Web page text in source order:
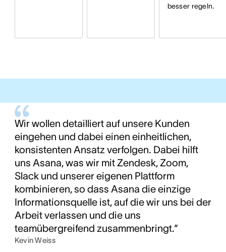
besser regeln.
Wir wollen detailliert auf unsere Kunden
eingehen und dabei einen einheitlichen,
konsistenten Ansatz verfolgen. Dabei hilft
uns Asana, was wir mit Zendesk, Zoom,
Slack und unserer eigenen Plattform
kombinieren, so dass Asana die einzige
Informationsquelle ist, auf die wir uns bei der
Arbeit verlassen und die uns
teamübergreifend zusammenbringt.“
Kevin Weiss